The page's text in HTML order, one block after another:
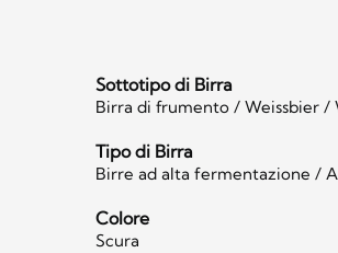
Sottotipo di Birra
Birra di frumento / Weissbier /
Tipo di Birra
Birre ad alta fermentazione /
Colore
Scura